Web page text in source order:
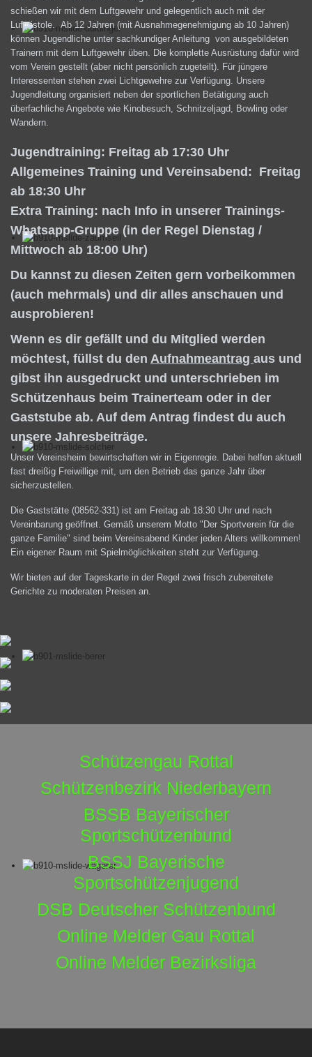
schießen wir mit dem Luftgewehr und gelegentlich auch mit der
Luftpistole. Ab 12 Jahren (mit Ausnahmegenehmigung ab 10 Jahren)
können Jugendliche unter sachkundiger Anleitung von ausgebildeten
Trainern mit dem Luftgewehr üben. Die komplette Ausrüstung dafür wird
vom Verein gestellt (aber nicht persönlich zugeteilt). Für jüngere
Interessenten stehen zwei Lichtgewehre zur Verfügung. Unsere
Jugendleitung organisiert neben der sportlichen Betätigung auch
überfachliche Angebote wie Kinobesuch, Schnitzeljagd, Bowling oder
Wandern.
Jugendtraining: Freitag ab 17:30 Uhr
Allgemeines Training und Vereinsabend: Freitag
ab 18:30 Uhr
Extra Training: nach Info in unserer Trainings-
Whatsapp-Gruppe (in der Regel Dienstag /
Mittwoch ab 18:00 Uhr)
Du kannst zu diesen Zeiten gern vorbeikommen
(auch mehrmals) und dir alles anschauen und
ausprobieren!
Wenn es dir gefällt und du Mitglied werden
möchtest, füllst du den Aufnahmeantrag aus und
gibst ihn ausgedruckt und unterschrieben im
Schützenhaus beim Trainerteam oder in der
Gaststube ab. Auf dem Antrag findest du auch
unsere Jahresbeiträge.
Unser Vereinsheim bewirtschaften wir in Eigenregie. Dabei helfen aktuell
fast dreißig Freiwillige mit, um den Betrieb das ganze Jahr über
sicherzustellen.
Die Gaststätte (08562-331) ist am Freitag ab 18:30 Uhr und nach
Vereinbarung geöffnet. Gemäß unserem Motto "Der Sportverein für die
ganze Familie" sind beim Vereinsabend Kinder jeden Alters willkommen!
Ein eigener Raum mit Spielmöglichkeiten steht zur Verfügung.
Wir bieten auf der Tageskarte in der Regel zwei frisch zubereitete
Gerichte zu moderaten Preisen an.
Schützengau Rottal
Schützenbezirk Niederbayern
BSSB Bayerischer
Sportschützenbund
BSSJ Bayerische
Sportschützenjugend
DSB Deutscher Schützenbund
Online Melder Gau Rottal
Online Melder Bezirksliga